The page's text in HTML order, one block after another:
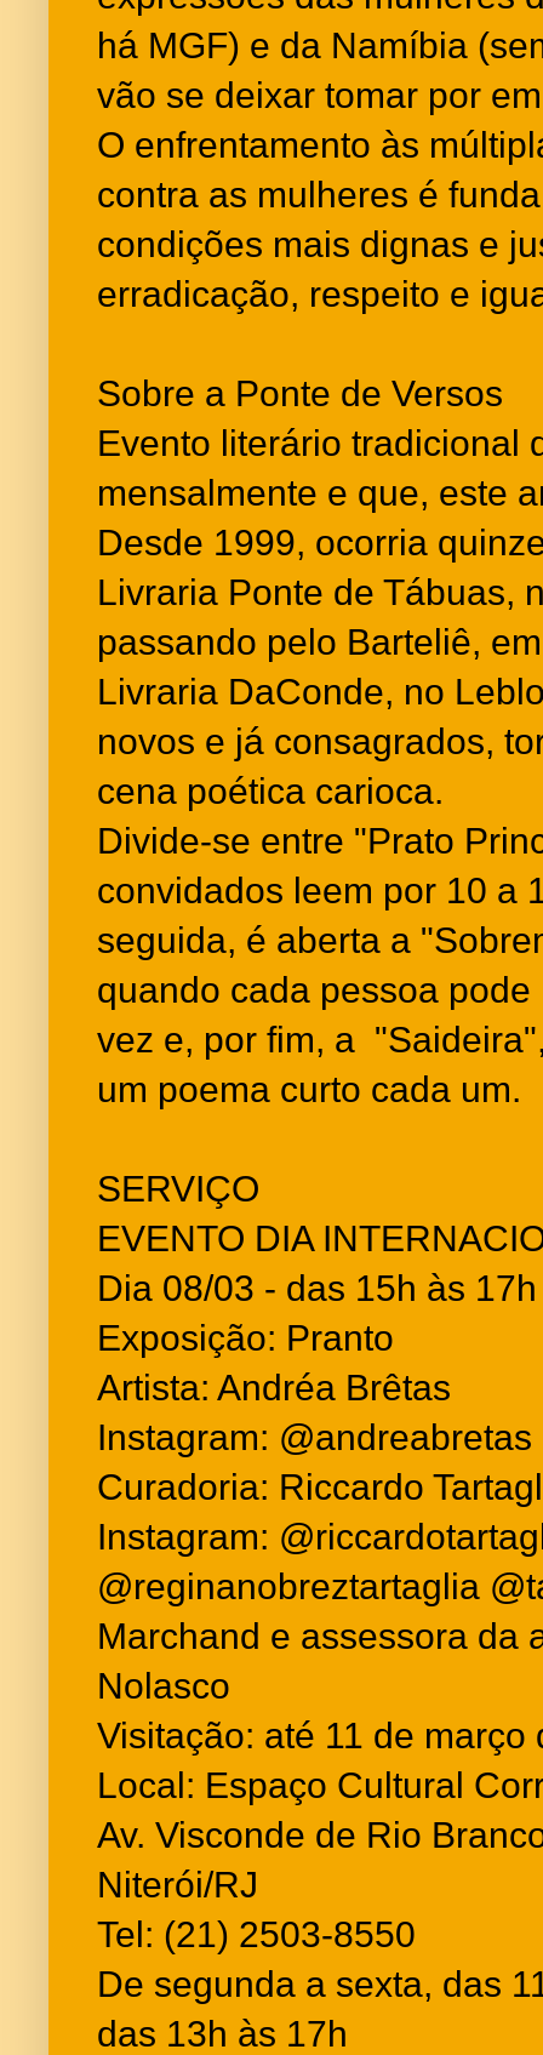
há MGF) e da Namíbia
vão se deixar tomar por
O enfrentamento às
contra as mulheres é
condições mais dignas e
erradicação, respeito e
Sobre a Ponte de Versos
Evento literário tradicional
mensalmente e que, este
Desde 1999, ocorria
Livraria Ponte de Tábuas,
passando pelo Barteliê,
Livraria DaConde, no
novos e já consagrados,
cena poética carioca.
Divide-se entre "Prato
convidados leem por 10 a
seguida, é aberta a
quando cada pessoa
vez e, por fim, a
um poema curto cada um.
SERVIÇO
EVENTO DIA
Dia 08/03 - das 15h às 17h
Exposição: Pranto
Artista: Andréa Brêtas
Instagram: @andreabretas
Curadoria: Riccardo
Instagram:
@reginanobreztartaglia
Marchand e assessora da
Nolasco
Visitação: até 11 de
Local: Espaço Cultural
Av. Visconde de Rio
Niterói/RJ
Tel: (21) 2503-8550
De segunda a sexta, das
das 13h às 17h